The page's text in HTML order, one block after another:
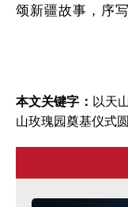
颂新疆故事，序
本文关键字： 以天
山玫瑰园奠基仪式